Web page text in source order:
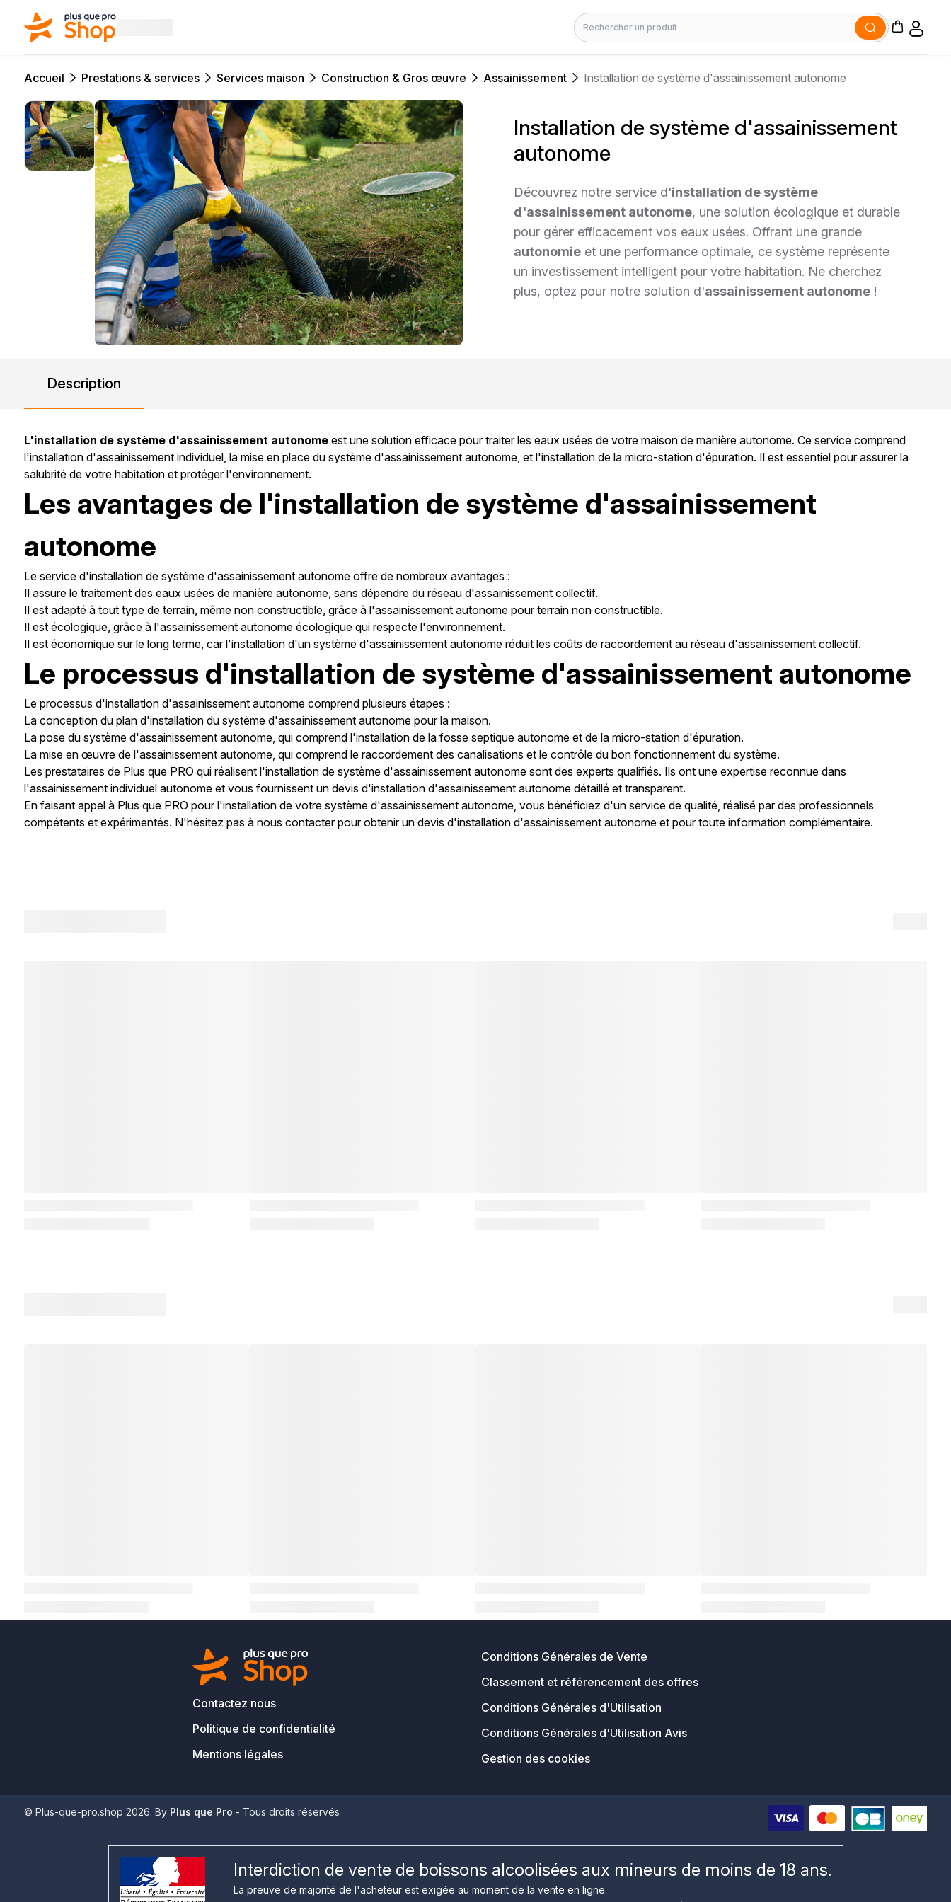
Rechercher
Accueil Prestations & services Services maison Construction & Gros œuvre Assainissement Installation de système d'assainissement autonome
Installation de système d'assainissement
autonome
Découvrez notre service d'installation de système
d'assainissement autonome, une solution écologique et durable
pour gérer efficacement vos eaux usées. Offrant une grande
autonomie et une performance optimale, ce système représente
un investissement intelligent pour votre habitation. Ne cherchez
plus, optez pour notre solution d'assainissement autonome !
Description
L'installation de système d'assainissement autonome est une solution efficace pour traiter les eaux usées de votre maison de manière autonome. Ce service comprend
l'installation d'assainissement individuel, la mise en place du système d'assainissement autonome, et l'installation de la micro-station d'épuration. Il est essentiel pour assurer la
salubrité de votre habitation et protéger l'environnement.
Les avantages de l'installation de système d'assainissement
autonome
Le service d'installation de système d'assainissement autonome offre de nombreux avantages :
Il assure le traitement des eaux usées de manière autonome, sans dépendre du réseau d'assainissement collectif.
Il est adapté à tout type de terrain, même non constructible, grâce à l'assainissement autonome pour terrain non constructible.
Il est écologique, grâce à l'assainissement autonome écologique qui respecte l'environnement.
Il est économique sur le long terme, car l'installation d'un système d'assainissement autonome réduit les coûts de raccordement au réseau d'assainissement collectif.
Le processus d'installation de système d'assainissement autonome
Le processus d'installation d'assainissement autonome comprend plusieurs étapes :
La conception du plan d'installation du système d'assainissement autonome pour la maison.
La pose du système d'assainissement autonome, qui comprend l'installation de la fosse septique autonome et de la micro-station d'épuration.
La mise en œuvre de l'assainissement autonome, qui comprend le raccordement des canalisations et le contrôle du bon fonctionnement du système.
Les prestataires de Plus que PRO qui réalisent l'installation de système d'assainissement autonome sont des experts qualifiés. Ils ont une expertise reconnue dans
l'assainissement individuel autonome et vous fournissent un devis d'installation d'assainissement autonome détaillé et transparent.
En faisant appel à Plus que PRO pour l'installation de votre système d'assainissement autonome, vous bénéficiez d'un service de qualité, réalisé par des professionnels
compétents et expérimentés. N'hésitez pas à nous contacter pour obtenir un devis d'installation d'assainissement autonome et pour toute information complémentaire.
Contactez nous
Politique de confidentialité
Mentions légales
Conditions Générales de Vente
Classement et référencement des offres
Conditions Générales d'Utilisation
Conditions Générales d'Utilisation Avis
Gestion des cookies
© Plus-que-pro.shop 2026. By Plus que Pro - Tous droits réservés
Interdiction de vente de boissons alcoolisées aux mineurs de moins de 18 ans.
La preuve de majorité de l'acheteur est exigée au moment de la vente en ligne.